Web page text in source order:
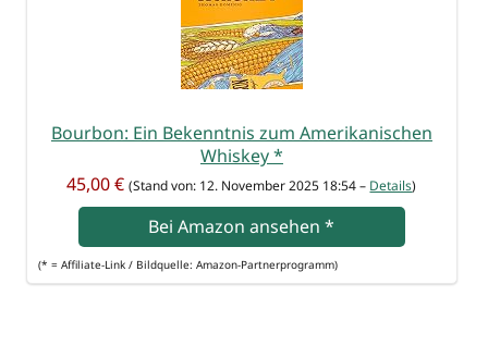
Bour­bon: Ein Bekennt­nis zum Ame­ri­ka­ni­schen
Whis­key*
45,00 € (Stand von: 12. Novem­ber 2025 18:54 – Details)
Bei Ama­zon anse­hen*
(* = Affi­lia­te-Link / Bild­quel­le: Amazon-Partnerprogramm)